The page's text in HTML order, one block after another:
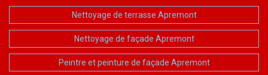
Nettoyage de terrasse Apremont
Nettoyage de façade Apremont
Peintre et peinture de façade Apremont